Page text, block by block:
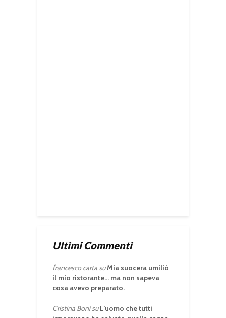
Ultimi Commenti
francesco cartasuMia suocera umiliò
il mio ristorante… ma non sapeva
cosa avevo preparato.
Cristina BonisuL’uomo che tutti